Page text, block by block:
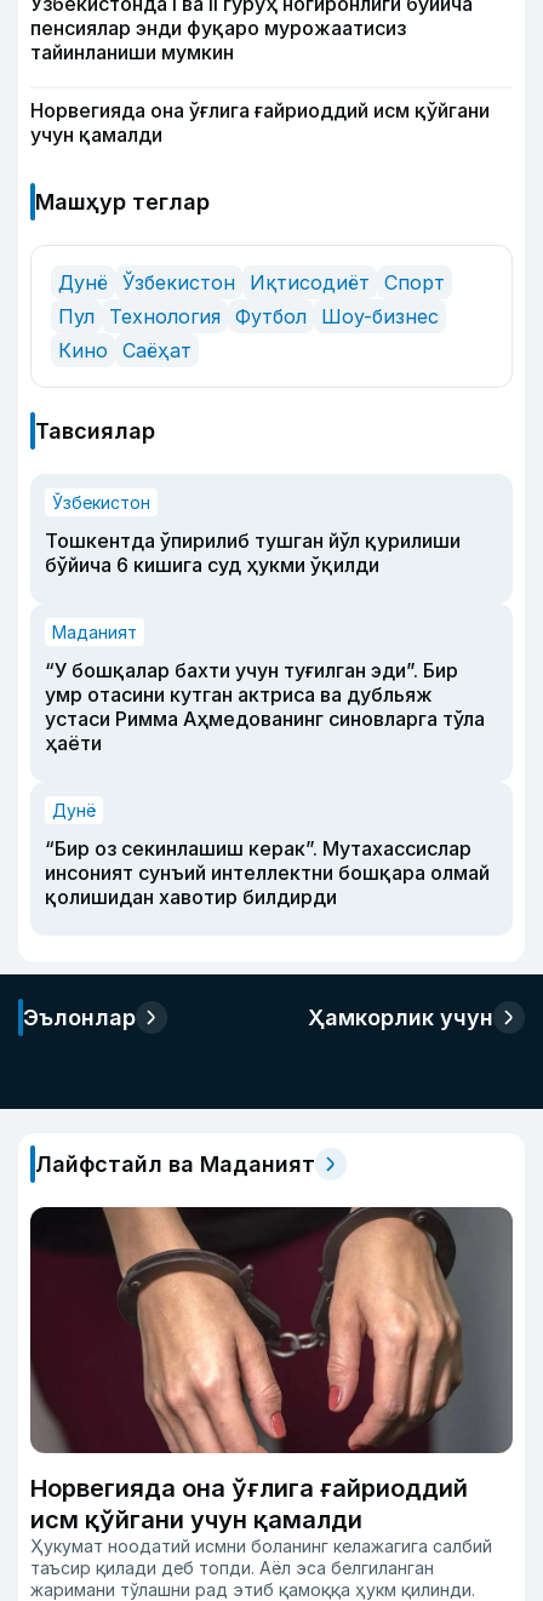
пенсиялар энди фуқаро мурожаатисиз
тайинланиши мумкин
Норвегияда она ўғлига ғайриоддий исм қўйгани
учун қамалди
Машҳур теглар
Дунё Ўзбекистон Иқтисодиёт
Спорт
Пул
Технология Футбол
Шоу-бизнес
Кино
Саёҳат
Тавсиялар
Ўзбекистон
Тошкентда ўпирилиб тушган йўл қурилиши
бўйича 6 кишига суд ҳукми ўқилди
Маданият
“У бошқалар бахти учун туғилган эди”. Бир
умр отасини кутган актриса ва дубльяж
устаси Римма Аҳмедованинг синовларга тўла
ҳаёти
Дунё
“Бир оз секинлашиш керак”. Мутахассислар
инсоният сунъий интеллектни бошқара олмай
қолишидан хавотир билдирди
Эълонлар Ҳамкорлик учун
Лайфстайл ва Маданият
Норвегияда она ўғлига ғайриоддий
исм қўйгани учун қамалди
Ҳукумат ноодатий исмни боланинг келажагига салбий
таъсир қилади деб топди. Аёл эса белгиланган
жаримани тўлашни рад этиб қамоққа ҳукм қилинди.